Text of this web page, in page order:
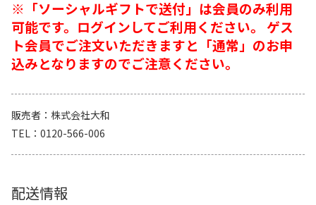
※「ソーシャルギフトで送付」は会員のみ利用
可能です。ログインしてご利用ください。 ゲス
ト会員でご注文いただきますと「通常」のお申
込みとなりますのでご注意ください。
販売者
株式会社大和
TEL
0120-566-006
配送情報